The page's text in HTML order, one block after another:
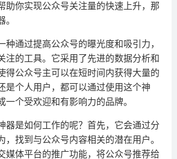
助你实现公众号关注量的快速上升，那
种通过提高公众号的曝光度和吸引力，
注的工具。它采用了先进的数据分析和
得公众号主可以在短时间内获得大量的
是个人用户，都可以通过使用这个神
一个受欢迎和有影响力的品牌。
器是如何工作的呢？首先，它会通过分
，找到与公众号内容相关的潜在用户。
媒体平台的推广功能，将公众号推荐给